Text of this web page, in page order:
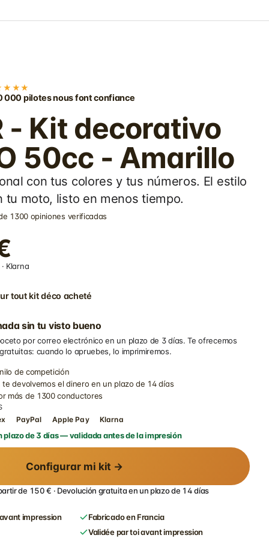
000 pilotes nous font confiance
- Kit decorativo
50cc - Amarillo
con tus colores y tus números. El estilo
tu moto, listo en menos tiempo.
1300 opiniones verificadas
Klarna
tout kit déco acheté
sin tu visto bueno
por correo electrónico en un plazo de 3 días. Te ofrecemos
cuando lo apruebes, lo imprimiremos.
de competición
devolvemos el dinero en un plazo de 14 días
más de 1300 conductores
PayPal Apple Pay Klarna
plazo de 3 días — validada antes de la impresión
Configurar mi kit →
de 150 € · Devolución gratuita en un plazo de 14 días
impression
Fabricado en Francia
Validée par toi avant impression